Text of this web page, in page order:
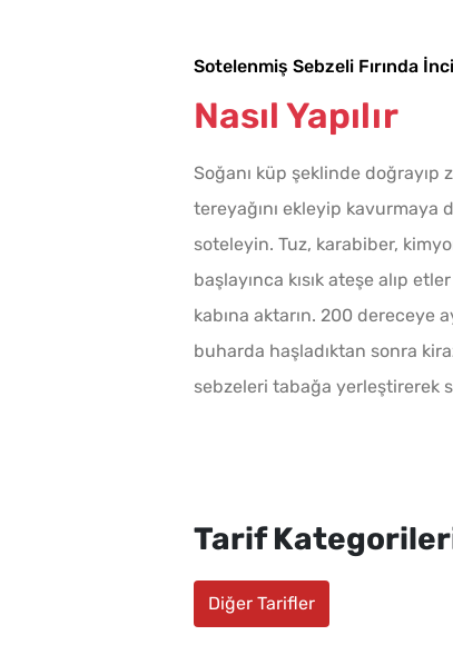
Sotelenmiş Sebzeli Fırında
Nasıl Yapılır
Soğanı küp şeklinde
tereyağını ekleyip
soteleyin. Tuz, karabiber,
başlayınca kısık ateşe alıp
kabına aktarın. 200 dereceye
buharda haşladıktan sonra
sebzeleri tabağa yerleştirerek
Tarif
Diğer Tarifler